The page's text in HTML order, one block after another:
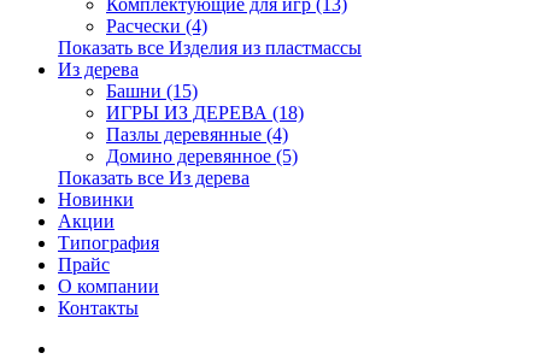
Комплектующие для игр (13)
Расчески (4)
Показать все Изделия из пластмассы
Из дерева
Башни (15)
ИГРЫ ИЗ ДЕРЕВА (18)
Пазлы деревянные (4)
Домино деревянное (5)
Показать все Из дерева
Новинки
Акции
Типография
Прайс
О компании
Контакты